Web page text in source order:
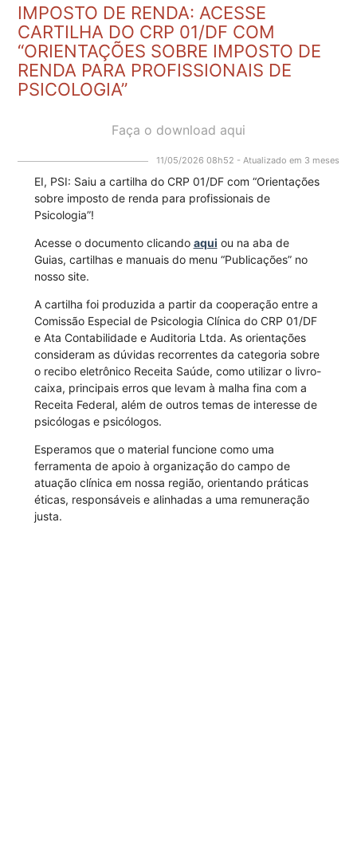
IMPOSTO DE RENDA: ACESSE
CARTILHA DO CRP 01/DF COM
“ORIENTAÇÕES SOBRE IMPOSTO DE
RENDA PARA PROFISSIONAIS DE
PSICOLOGIA”
Faça o download aqui
11/05/2026 08h52 - Atualizado em 3 meses
EI, PSI: Saiu a cartilha do CRP 01/DF com “Orientações
sobre imposto de renda para profissionais de
Psicologia”!
Acesse o documento clicando aqui ou na aba de
Guias, cartilhas e manuais do menu “Publicações” no
nosso site.
A cartilha foi produzida a partir da cooperação entre a
Comissão Especial de Psicologia Clínica do CRP 01/DF
e Ata Contabilidade e Auditoria Ltda. As orientações
consideram as dúvidas recorrentes da categoria sobre
o recibo eletrônico Receita Saúde, como utilizar o livro-
caixa, principais erros que levam à malha fina com a
Receita Federal, além de outros temas de interesse de
psicólogas e psicólogos.
Esperamos que o material funcione como uma
ferramenta de apoio à organização do campo de
atuação clínica em nossa região, orientando práticas
éticas, responsáveis e alinhadas a uma remuneração
justa.